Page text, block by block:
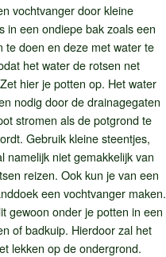
vochtvanger door kleine
in een ondiepe bak zoals een
te doen en deze met water te
het water de rotsen net
hier je potten op. Het water
nodig door de drainagegaten
stromen als de potgrond te
Gebruik kleine steentjes,
namelijk niet gemakkelijk van
reizen. Ook kun je van een
een vochtvanger maken.
gewoon onder je potten in een
of badkuip. Hierdoor zal het
lekken op de ondergrond.